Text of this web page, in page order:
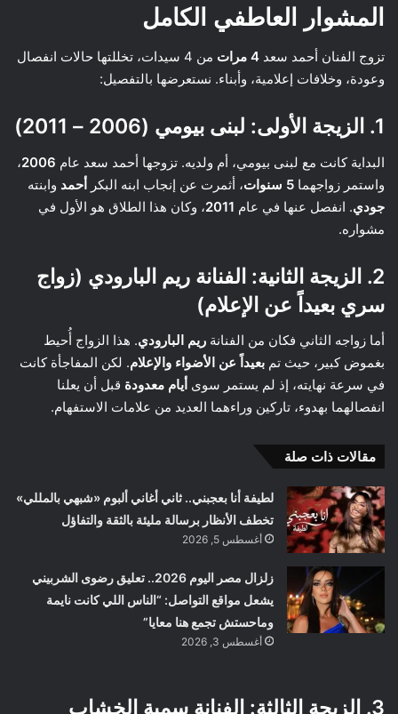
المشوار العاطفي الكامل
تزوج الفنان أحمد سعد 4 مرات
من 4 سيدات، تخللتها حالات انفصال
وعودة، وخلافات إعلامية، وأبناء. نستعرضها بالتفصيل:
1. الزيجة الأولى: لبنى بيومي (2006 – 2011)
البداية كانت مع لبنى بيومي، أم ولديه. تزوجها أحمد سعد عام 2006،
واستمر زواجهما 5 سنوات ، أثمرت عن إنجاب ابنه البكر أحمد وابنته
جودي. انفصل عنها في عام 2011، وكان هذا الطلاق هو الأول في
مشواره.
2. الزيجة الثانية: الفنانة ريم البارودي (زواج
سري بعيداً عن الإعلام)
أما زواجه الثاني فكان من الفنانة ريم البارودي. هذا الزواج أُحيط
بغموض كبير، حيث تم بعيداً عن الأضواء والإعلام. لكن المفاجأة كانت
في سرعة نهايته، إذ لم يستمر سوى أيام معدودة قبل أن يعلنا
انفصالهما بهدوء، تاركين وراءهما العديد من علامات الاستفهام.
مقالات ذات صلة
لطيفة أنا بعجبني.. ثاني أغاني ألبوم «شبهي بالمللي»
تخطف الأنظار برسالة مليئة بالثقة والتفاؤل
أغسطس 5, 2026
زلزال مصر اليوم 2026.. تعليق رضوى الشربيني
يشعل مواقع التواصل: “الناس اللي كانت نايمة
وماحستش تجمع هنا معايا”
أغسطس 3, 2026
3. الزيجة الثالثة: الفنانة سمية الخشاب